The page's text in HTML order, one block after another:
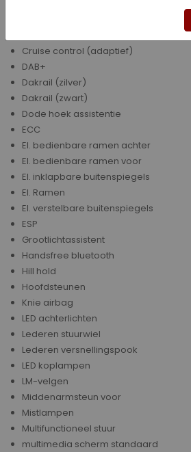
Cruise control (adaptief)
DAB+
Dakrail (zilver)
Dakrail (zwart)
Dode hoek assistentie
ECC
El. bedienbare ramen achter
El. bedienbare ramen voor
El. inklapbare buitenspiegels
El. Ramen
El. verstelbare buitenspiegels
ESP
Grootlichtassistent
Handsfree bluetooth
Hill hold
Hoofdsteunen
Knie airbag
LED achterlichten
Lederen stuurwiel
Lederen versnellingspook
LED koplampen
LM-velgen
Middenarmsteun voor
Mistlampen
Multifunctioneel stuur
multimedia scherm standaard